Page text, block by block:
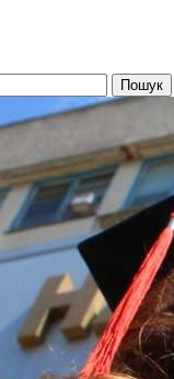
Пошук